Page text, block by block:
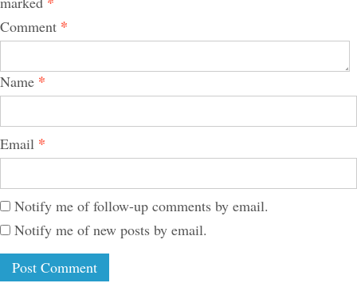
Comment *
Name *
Email *
Notify me of follow-up comments by email.
Notify me of new posts by email.